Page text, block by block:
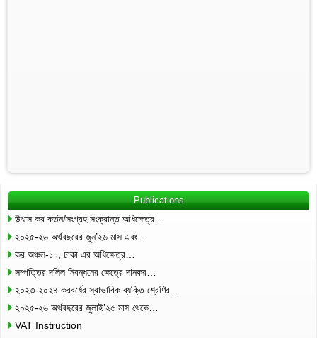
Publications
উৎসে কর কর্তন/সংগ্রহ সংক্রান্ত অধিক্ষেত্র…
২০২৫-২৬ অর্থবছরের জুন’২৬ মাস এবং…
কর অঞ্চল-১০, ঢাকা এর অধিক্ষেত্র…
সম্পত্তির দলিল নিবন্ধনের ক্ষেত্রে দানকর…
২০২৩-২০২৪ করবর্ষের স্বাভাবিক ব্যক্তি শ্রেণির…
২০২৫-২৬ অর্থবছরের জুলাই’২৫ মাস থেকে…
VAT Instruction